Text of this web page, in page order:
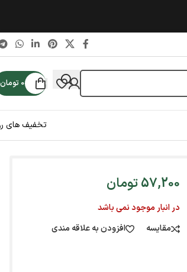
0 تومان
تخفیف های
57,200تومان
در انبار موجود نمی باشد
مقایسه
افزودن به علاقه مندی